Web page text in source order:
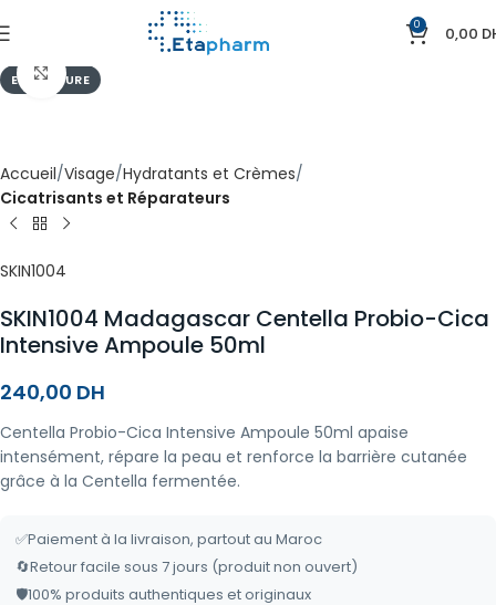
0 0,00
EN RUPTUREAgrandir
Accueil Visage Hydratants et Crèmes
Cicatrisants et Réparateurs
SKIN1004
SKIN1004 Madagascar Centella Probio-Cica
Intensive Ampoule 50ml
240,00 DH
Centella Probio-Cica Intensive Ampoule 50ml apaise
intensément, répare la peau et renforce la barrière cutanée
grâce à la Centella fermentée.
✅Paiement à la livraison, partout au Maroc
🔄Retour facile sous 7 jours (produit non ouvert)
🛡️100% produits authentiques et originaux